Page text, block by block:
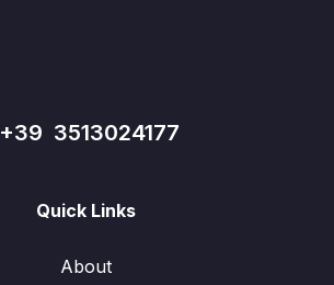
+39 3513024177
Quick Links
About